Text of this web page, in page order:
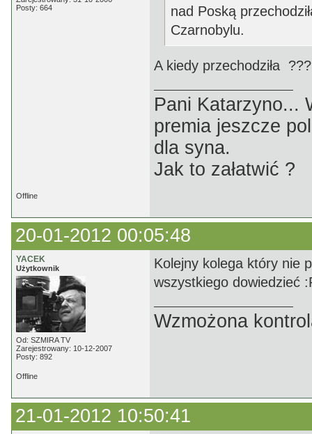
Posty: 664
nad Poską
Czarnobylu.
A kiedy przechodziła ???
Pani Katarzyno...
premia jeszcze
dla syna.
Jak to załatwić ?
Offline
20-01-2012 00:05:48
YACEK
Użytkownik
Od: SZMIRA TV
Zarejestrowany: 10-12-2007
Posty: 892
Kolejny kolega który nie
wszystkiego dowiedzieć
Wzmożona
Offline
21-01-2012 10:50:41